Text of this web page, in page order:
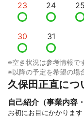
23 24 25
30 31
※空き状況は参考情報で
※以降の予定を希望の場
久保田正直につ
自己紹介（事業内容
お初にお目にかかります